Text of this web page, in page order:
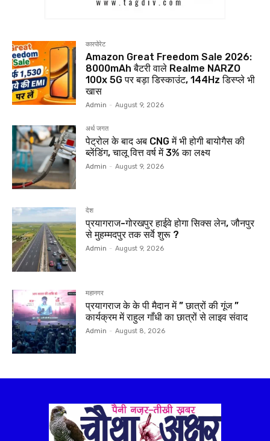
कारपोरेट
Amazon Great Freedom Sale 2026:
8000mAh बैटरी वाले Realme NARZO
100x 5G पर बड़ा डिस्काउंट, 144Hz डिस्प्ले भी
खास
Admin - August 9, 2026
अर्थ जगत
पेट्रोल के बाद अब CNG में भी होगी बायोगैस की
ब्लेंडिंग, चालू वित्त वर्ष में 3% का लक्ष्य
Admin - August 9, 2026
देश
प्रयागराज-गोरखपुर हाईवे होगा सिक्स लेन, जौनपुर
से मुहम्मदपुर तक सर्वे शुरू ?
Admin - August 9, 2026
महानगर
प्रयागराज के के पी मैदान में ” छात्रों की गूंज ”
कार्यक्रम में राहुल गाँधी का छात्रों से लाइव संवाद
Admin - August 8, 2026